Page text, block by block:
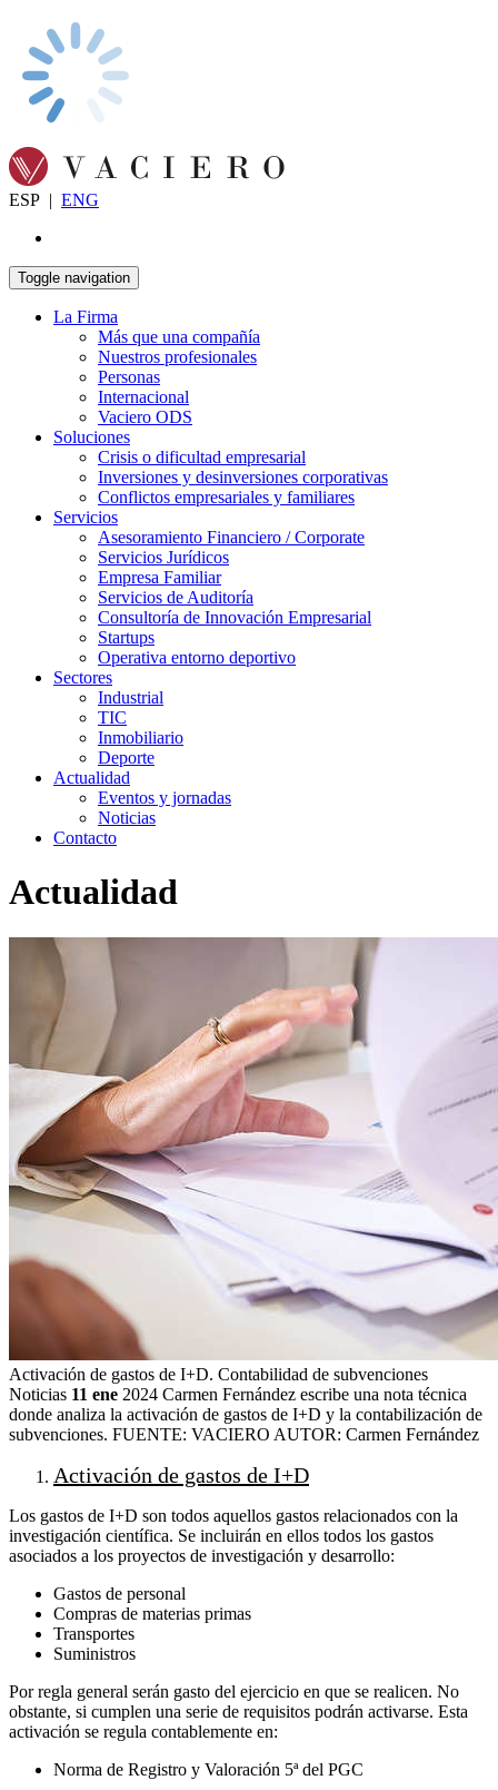
ESP | ENG
Toggle navigation
La Firma
Más que una compañía
Nuestros profesionales
Personas
Internacional
Vaciero ODS
Soluciones
Crisis o dificultad empresarial
Inversiones y desinversiones corporativas
Conflictos empresariales y familiares
Servicios
Asesoramiento Financiero / Corporate
Servicios Jurídicos
Empresa Familiar
Servicios de Auditoría
Consultoría de Innovación Empresarial
Startups
Operativa entorno deportivo
Sectores
Industrial
TIC
Inmobiliario
Deporte
Actualidad
Eventos y jornadas
Noticias
Contacto
Actualidad
Activación de gastos de I+D. Contabilidad de subvenciones
Noticias 11 ene 2024 Carmen Fernández escribe una nota técnica
donde analiza la activación de gastos de I+D y la contabilización de
subvenciones. FUENTE: VACIERO AUTOR: Carmen Fernández
Activación de gastos de I+D
Los gastos de I+D son todos aquellos gastos relacionados con la
investigación científica. Se incluirán en ellos todos los gastos
asociados a los proyectos de investigación y desarrollo:
Gastos de personal
Compras de materias primas
Transportes
Suministros
Por regla general serán gasto del ejercicio en que se realicen. No
obstante, si cumplen una serie de requisitos podrán activarse. Esta
activación se regula contablemente en:
Norma de Registro y Valoración 5ª del PGC